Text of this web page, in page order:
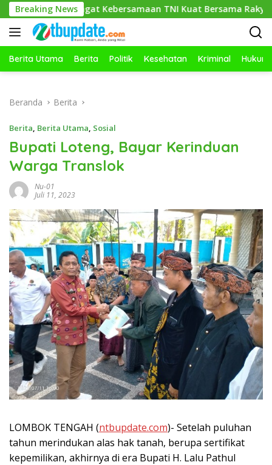
Langsung
ke
konten
Breaking News
Kebersamaan TNI Kuat Bersama Rakyat Miq
Berita Utama Berita Politik Kesehatan Kriminal Hukum
Beranda Berita
Berita, Berita Utama, Sosial
Bupati Loteng, Bayar Kerinduan
Warga Translok
Nu-01
Juli 11, 2023
LOMBOK TENGAH (ntbupdate.com)- Setelah puluhan
tahun merindukan alas hak tanah, berupa sertifikat
kepemilikan, akhirnya di era Bupati H. Lalu Pathul